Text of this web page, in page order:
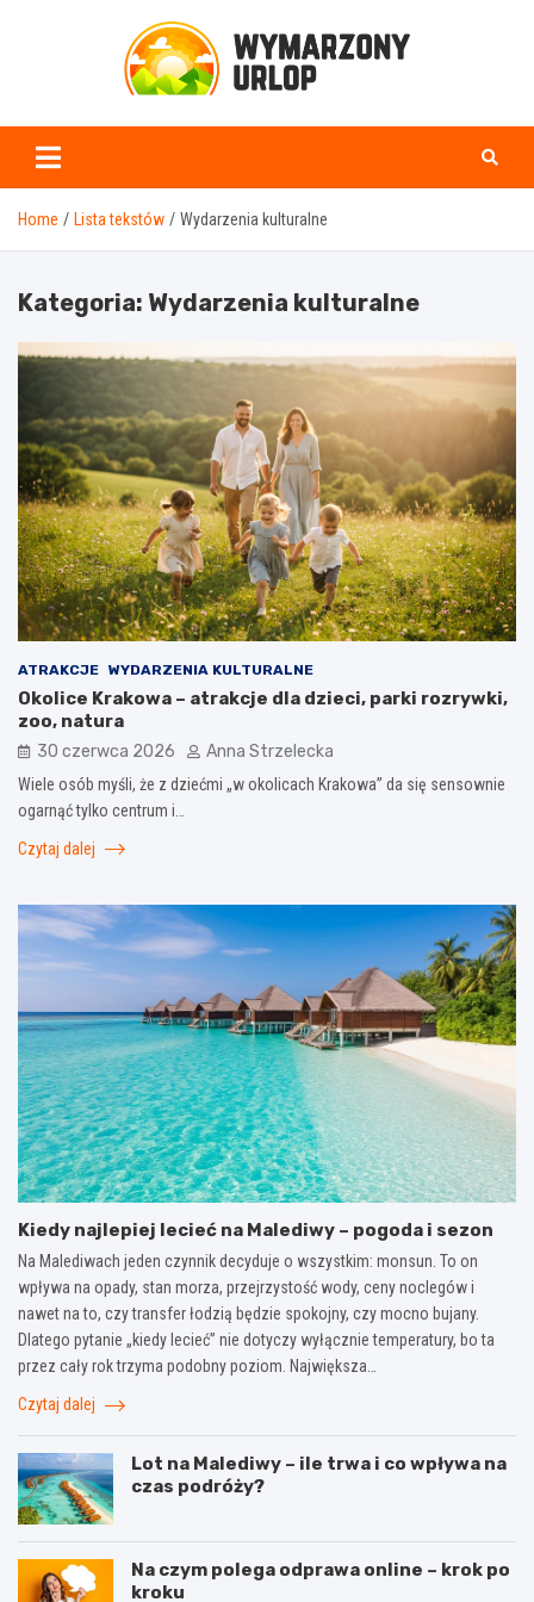
Home Lista tekstów Wydarzenia kulturalne
Kategoria: Wydarzenia kulturalne
ATRAKCJE WYDARZENIA KULTURALNE
Okolice Krakowa – atrakcje dla dzieci, parki rozrywki,
zoo, natura
30 czerwca 2026 Anna Strzelecka
Wiele osób myśli, że z dziećmi „w okolicach Krakowa” da się sensownie
ogarnąć tylko centrum i…
Czytaj dalej
Kiedy najlepiej lecieć na Malediwy – pogoda i sezon
Na Malediwach jeden czynnik decyduje o wszystkim: monsun. To on
wpływa na opady, stan morza, przejrzystość wody, ceny noclegów i
nawet na to, czy transfer łodzią będzie spokojny, czy mocno bujany.
Dlatego pytanie „kiedy lecieć” nie dotyczy wyłącznie temperatury, bo ta
przez cały rok trzyma podobny poziom. Największa…
Czytaj dalej
Lot na Malediwy – ile trwa i co wpływa na
czas podróży?
Na czym polega odprawa online – krok po
kroku